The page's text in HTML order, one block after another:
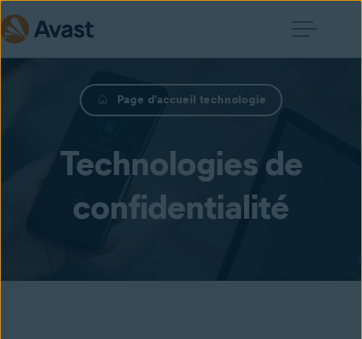
Page d’accueil technologie
Technologies de
confidentialité